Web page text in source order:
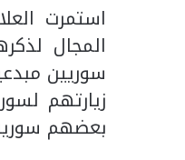
استمرت
المجال
سوريين
زيارتهم
بعضهم